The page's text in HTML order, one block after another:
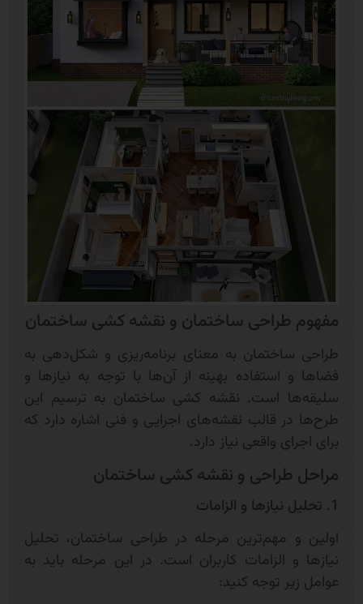
مفهوم طراحی ساختمان و نقشه کشی ساختمان
طراحی ساختمان به معنای برنامه‌ریزی و شکل‌دهی به
فضاها و استفاده بهینه از آن‌ها با توجه به نیازها و
سلیقه‌ها است. نقشه کشی ساختمان به ترسیم این
طرح‌ها در قالب نقشه‌های اجرایی و فنی اشاره دارد که
برای اجرای واقعی نیاز دارد.
مراحل طراحی و نقشه کشی ساختمان
1. تحلیل نیازها و الزامات
اولین و مهم‌ترین مرحله در طراحی ساختمان، تحلیل
نیازها و الزامات کاربران است. در این مرحله باید به
عوامل زیر توجه کنید: